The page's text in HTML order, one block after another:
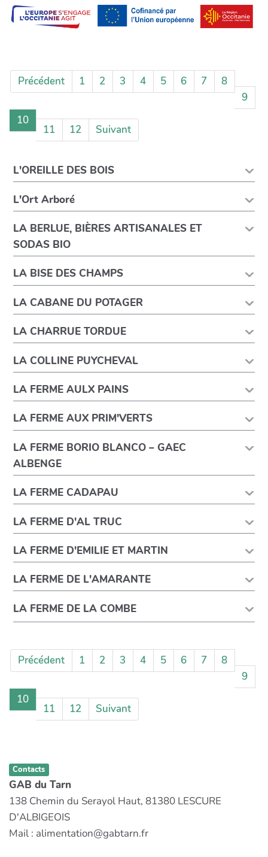
Précédent 1 2 3 4 5 6 7
8
9
10
11 12 Suivant
L'OREILLE DES BOIS
L'Ort Arboré
LA BERLUE, BIÈRES ARTISANALES ET
SODAS BIO
LA BISE DES CHAMPS
LA CABANE DU POTAGER
LA CHARRUE TORDUE
LA COLLINE PUYCHEVAL
LA FERME AULX PAINS
LA FERME AUX PRIM'VERTS
LA FERME BORIO BLANCO – GAEC
ALBENGE
LA FERME CADAPAU
LA FERME D'AL TRUC
LA FERME D'EMILIE ET MARTIN
LA FERME DE L'AMARANTE
LA FERME DE LA COMBE
Précédent 1 2 3 4 5 6 7
8
9
10
11 12 Suivant
Contacts
GAB du Tarn
138 Chemin du Serayol Haut, 81380 LESCURE
D'ALBIGEOIS
Mail : alimentation@gabtarn.fr